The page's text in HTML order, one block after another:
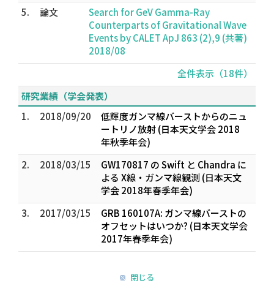
5.
論文
Search for GeV Gamma-Ray
Counterparts of Gravitational Wave
Events by CALET ApJ 863 (2),9 (共著)
2018/08
全件表示（18件）
研究業績（学会発表）
1.
2018/09/20
低輝度ガンマ線バーストからのニュ
ートリノ放射 (日本天文学会 2018
年秋季年会)
2.
2018/03/15
GW170817 の Swift と Chandra に
よる X線・ガンマ線観測 (日本天文
学会 2018年春季年会)
3.
2017/03/15
GRB 160107A: ガンマ線バーストの
オフセットはいつか? (日本天文学会
2017年春季年会)
閉じる